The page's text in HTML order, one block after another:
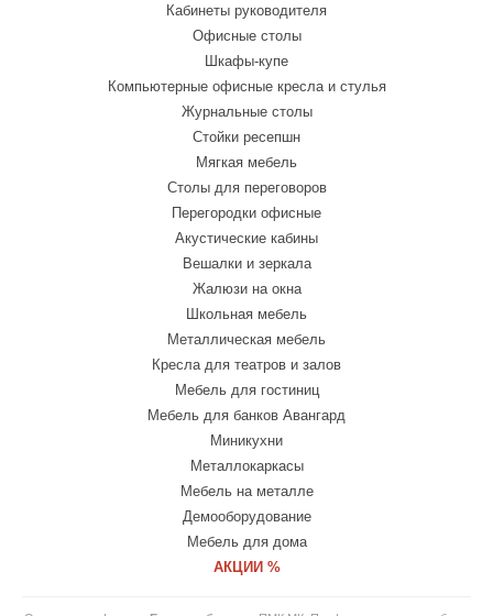
Кабинеты руководителя
Офисные столы
Шкафы-купе
Компьютерные офисные кресла и стулья
Журнальные столы
Стойки ресепшн
Мягкая мебель
Столы для переговоров
Перегородки офисные
Акустические кабины
Вешалки и зеркала
Жалюзи на окна
Школьная мебель
Металлическая мебель
Кресла для театров и залов
Мебель для гостиниц
Мебель для банков Авангард
Миникухни
Металлокаркасы
Мебель на металле
Демооборудование
Мебель для дома
АКЦИИ %